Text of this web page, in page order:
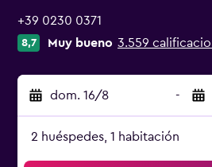
+39 0230 0371
8,7 Muy bueno 3.559
dom. 16/8 -
2 huéspedes, 1 habitación